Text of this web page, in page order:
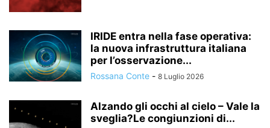
IRIDE entra nella fase operativa:
la nuova infrastruttura italiana
per l’osservazione...
Rossana Conte - 8 Luglio 2026
Alzando gli occhi al cielo – Vale la
sveglia?Le congiunzioni di...